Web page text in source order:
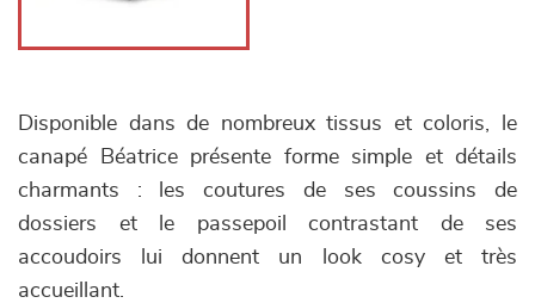
Disponible dans de nombreux tissus et coloris, le
canapé Béatrice présente forme simple et détails
charmants : les coutures de ses coussins de
dossiers et le passepoil contrastant de ses
accoudoirs lui donnent un look cosy et très
accueillant.